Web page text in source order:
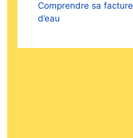
Comprendre sa facture
d’eau